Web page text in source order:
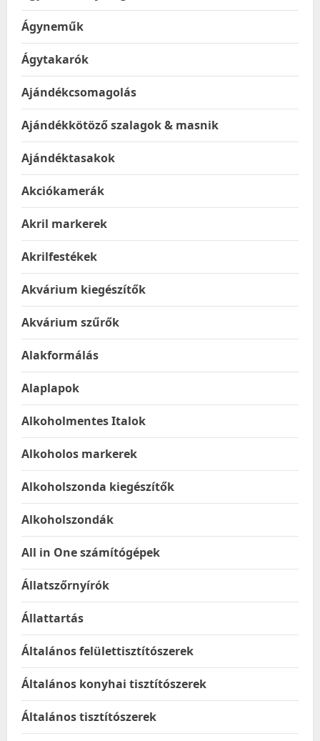
Ágyneműk
Ágytakarók
Ajándékcsomagolás
Ajándékkötöző szalagok & masnik
Ajándéktasakok
Akciókamerák
Akril markerek
Akrilfestékek
Akvárium kiegészítők
Akvárium szűrők
Alakformálás
Alaplapok
Alkoholmentes Italok
Alkoholos markerek
Alkoholszonda kiegészítők
Alkoholszondák
All in One számítógépek
Állatszőrnyírók
Állattartás
Általános felülettisztítószerek
Általános konyhai tisztítószerek
Általános tisztítószerek